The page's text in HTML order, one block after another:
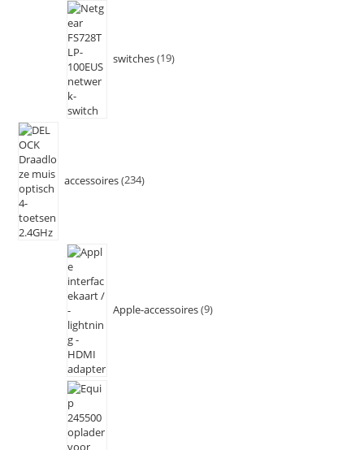
switches 19
accessoires 234
Apple-accessoires 9